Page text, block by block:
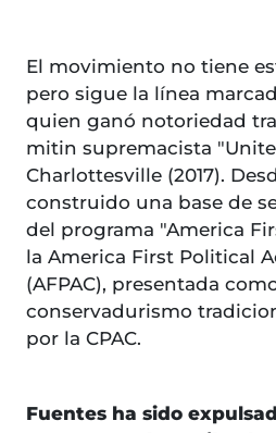
El movimiento no tiene
pero sigue la línea
quien ganó notoriedad
mitin supremacista
Charlottesville (2017).
construido una base de
del programa "America
la America First Political
(AFPAC), presentada
conservadurismo
por la CPAC.
Fuentes ha sido